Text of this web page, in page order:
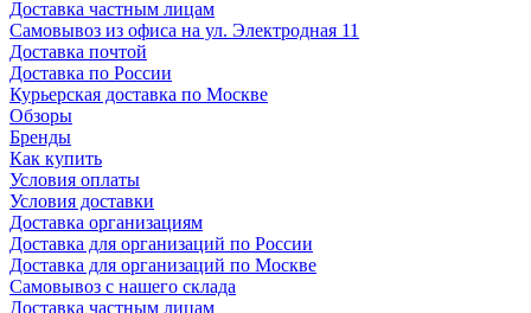
Доставка частным лицам
Самовывоз из офиса на ул. Электродная 11
Доставка почтой
Доставка по России
Курьерская доставка по Москве
Обзоры
Бренды
Как купить
Условия оплаты
Условия доставки
Доставка организациям
Доставка для организаций по России
Доставка для организаций по Москве
Самовывоз с нашего склада
Доставка частным лицам